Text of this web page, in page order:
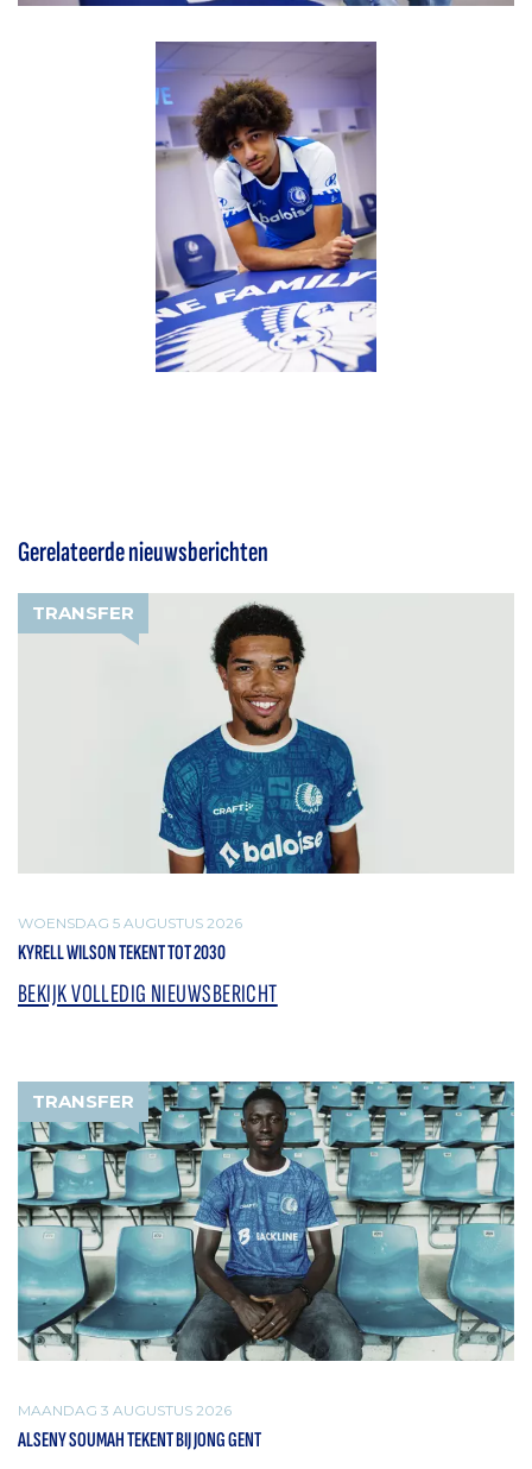
Gerelateerde nieuwsberichten
TRANSFER
WOENSDAG 5 AUGUSTUS 2026
KYRELL WILSON TEKENT TOT 2030
BEKIJK VOLLEDIG NIEUWSBERICHT
TRANSFER
MAANDAG 3 AUGUSTUS 2026
ALSENY SOUMAH TEKENT BIJ JONG GENT